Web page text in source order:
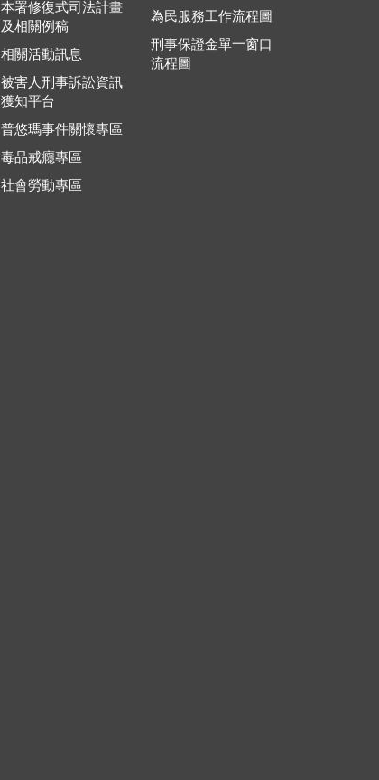
本署修復式司法計畫
及相關例稿
相關活動訊息
被害人刑事訴訟資訊
獲知平台
普悠瑪事件關懷專區
毒品戒癮專區
社會勞動專區
為民服務工作流程圖
刑事保證金單一窗口
流程圖